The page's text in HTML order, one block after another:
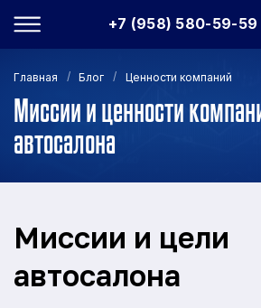
+7 (958) 580-59-59
Главная / Блог / Ценности компаний
Миссии и ценности
автосалона
Миссии и цели
автосалона